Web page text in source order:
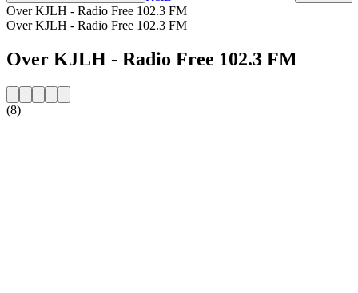
Over KJLH - Radio Free 102.3 FM
Over KJLH - Radio Free 102.3 FM
Over KJLH - Radio Free 102.3 FM
(8)